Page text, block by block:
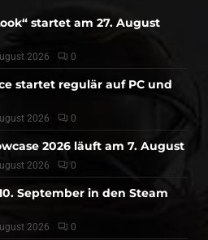
startet am 27. August
2026 0
startet regulär auf PC und
2026 0
2026 läuft am 7. August
2026 0
September in den Steam
2026 0